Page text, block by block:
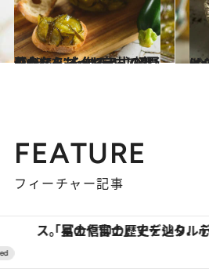
2023.5.7
ジャムをもっと自由に楽しむなら イタリア式の“野菜ジャム”を作ろう。 初夏の今ならズッキーニで爽やかに！
グルメ イタリ
グ
FEATURE
フィーチャー記事